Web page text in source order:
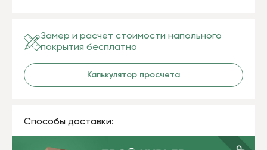
Замер и расчет стоимости напольного
покрытия бесплатно
Калькулятор просчета
Способы доставки: